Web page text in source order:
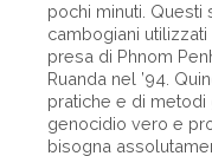
pochi minuti.
cambogiani
presa di Phnom
Ruanda nel ’94.
pratiche e di metodi
genocidio vero e
bisogna